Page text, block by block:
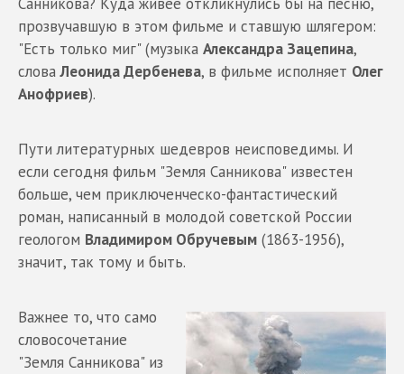
Санникова? Куда живее откликнулись бы на песню,
прозвучавшую в этом фильме и ставшую шлягером:
"Есть только миг" (музыка Александра Зацепина,
словаЛеонида Дербенева, в фильме исполняет Олег
Анофриев).
Пути литературных шедевров неисповедимы. И
если сегодня фильм "Земля Санникова" известен
больше, чем приключенческо-фантастический
роман, написанный в молодой советской России
геологом Владимиром Обручевым (1863-1956),
значит, так тому и быть.
Важнее то, что само
словосочетание
"Земля Санникова" из